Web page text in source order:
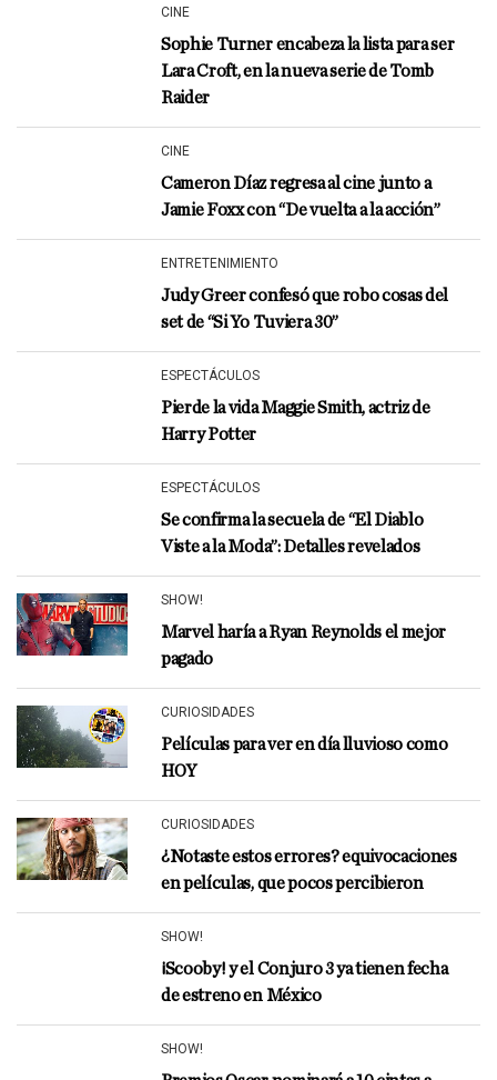
CINE
Sophie Turner encabeza la lista para ser
Lara Croft, en la nueva serie de Tomb
Raider
CINE
Cameron Díaz regresa al cine junto a
Jamie Foxx con “De vuelta a la acción”
ENTRETENIMIENTO
Judy Greer confesó que robo cosas del
set de “Si Yo Tuviera 30”
ESPECTÁCULOS
Pierde la vida Maggie Smith, actriz de
Harry Potter
ESPECTÁCULOS
Se confirma la secuela de “El Diablo
Viste a la Moda”: Detalles revelados
SHOW!
Marvel haría a Ryan Reynolds el mejor
pagado
CURIOSIDADES
Películas para ver en día lluvioso como
HOY
CURIOSIDADES
¿Notaste estos errores? equivocaciones
en películas, que pocos percibieron
SHOW!
¡Scooby! y el Conjuro 3 ya tienen fecha
de estreno en México
SHOW!